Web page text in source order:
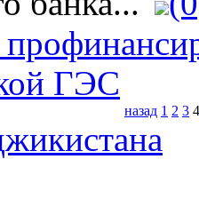
назад 1 2 3 4